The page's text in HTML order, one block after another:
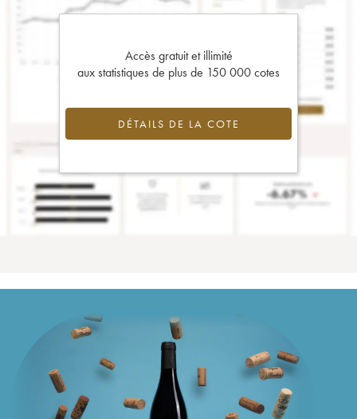
Accès gratuit et illimité
aux statistiques de plus de 150 000 cotes
DÉTAILS DE LA COTE